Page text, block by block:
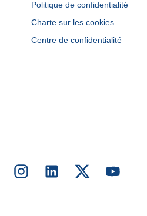
Politique de confidentialité
Charte sur les cookies
Centre de confidentialité